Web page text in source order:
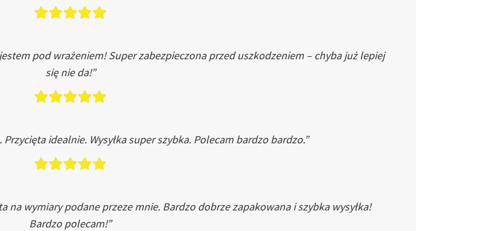
pod wrażeniem! Super zabezpieczona przed uszkodzeniem – chyba już lepiej
się nie da!”
idealnie. Wysyłka super szybka. Polecam bardzo bardzo.”
na wymiary podane przeze mnie. Bardzo dobrze zapakowana i szybka wysyłka!
Bardzo polecam!”